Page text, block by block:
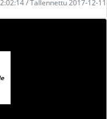
/ Tallennettu 2017-12-11